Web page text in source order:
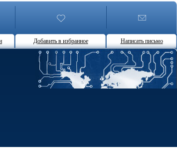
Добавить в избранное Написать письмо